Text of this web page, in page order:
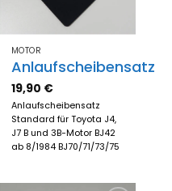
MOTOR
Anlaufscheibensatz
19,90 €
Anlaufscheibensatz
Standard für Toyota J4,
J7 B und 3B-Motor BJ42
ab 8/1984 BJ70/71/73/75